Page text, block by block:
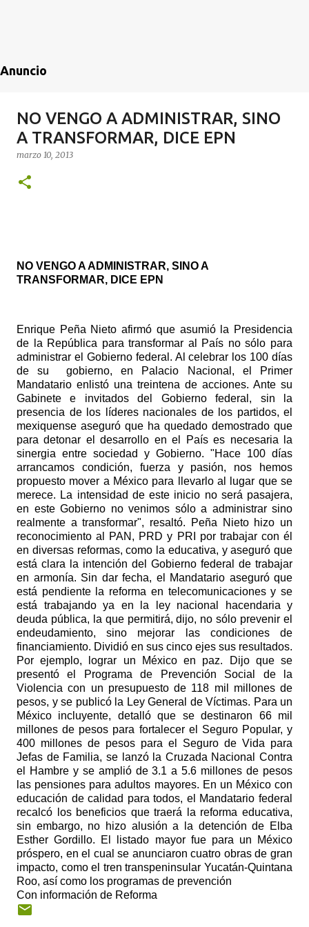
Anuncio
NO VENGO A ADMINISTRAR, SINO
A TRANSFORMAR, DICE EPN
marzo 10, 2013
NO VENGO A ADMINISTRAR, SINO A
TRANSFORMAR, DICE EPN
Enrique Peña Nieto afirmó que asumió la Presidencia
de la República para transformar al País no sólo para
administrar el Gobierno federal. Al celebrar los 100 días
de su
gobierno, en Palacio Nacional, el Primer
Mandatario enlistó una treintena de acciones. Ante su
Gabinete e invitados del Gobierno federal, sin la
presencia de los líderes nacionales de los partidos, el
mexiquense aseguró que ha quedado demostrado que
para detonar el desarrollo en el País es necesaria la
sinergia entre sociedad y Gobierno. "Hace 100 días
arrancamos condición, fuerza y pasión, nos hemos
propuesto mover a México para llevarlo al lugar que se
merece. La intensidad de este inicio no será pasajera,
en este Gobierno no venimos sólo a administrar sino
realmente a transformar", resaltó. Peña Nieto hizo un
reconocimiento al PAN, PRD y PRI por trabajar con él
en diversas reformas, como la educativa, y aseguró que
está clara la intención del Gobierno federal de trabajar
en armonía. Sin dar fecha, el Mandatario aseguró que
está pendiente la reforma en telecomunicaciones y se
está trabajando ya en la ley nacional hacendaria y
deuda pública, la que permitirá, dijo, no sólo prevenir el
endeudamiento, sino mejorar las condiciones de
financiamiento. Dividió en sus cinco ejes sus resultados.
Por ejemplo, lograr un México en paz. Dijo que se
presentó el Programa de Prevención Social de la
Violencia con un presupuesto de 118 mil millones de
pesos, y se publicó la Ley General de Víctimas. Para un
México incluyente, detalló que se destinaron 66 mil
millones de pesos para fortalecer el Seguro Popular, y
400 millones de pesos para el Seguro de Vida para
Jefas de Familia, se lanzó la Cruzada Nacional Contra
el Hambre y se amplió de 3.1 a 5.6 millones de pesos
las pensiones para adultos mayores. En un México con
educación de calidad para todos, el Mandatario federal
recalcó los beneficios que traerá la reforma educativa,
sin embargo, no hizo alusión a la detención de Elba
Esther Gordillo. El listado mayor fue para un México
próspero, en el cual se anunciaron cuatro obras de gran
impacto, como el tren transpeninsular Yucatán-Quintana
Roo, así como los programas de prevención
Con información de Reforma